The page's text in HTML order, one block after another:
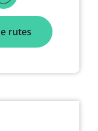
rutes